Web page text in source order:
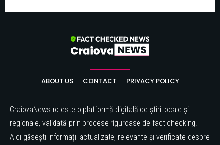
ABOUT US CONTACT PRIVACY POLICY
CraiovaNews.ro este o platformă digitală de știri locale și
regionale, validată prin procese riguroase de fact-checking.
Aici găsești informații actualizate, relevante și verificate despre